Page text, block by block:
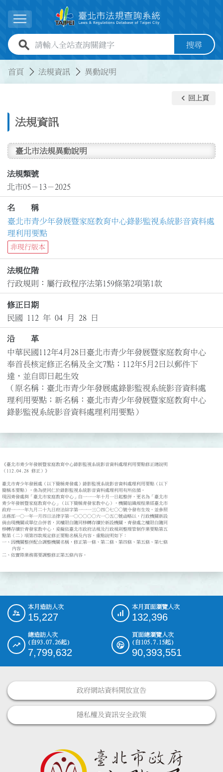
展開選單
全站查詢關鍵字欄位 搜尋
首頁 法規資訊 異動說明
法規資訊
keyboard_arrow_left 回上頁
臺北市法規異動說明
法規類號
北市05－13－2025
名 稱
臺北市青少年發展暨家庭教育中心錄影監視系統影音資料處
理利用要點
非現行版本
法規位階
行政規則：屬行政程序法第159條第2項第1款
修正日期
民國 112 年 04 月 28 日
沿 革
中華民國112年4月28日臺北市青少年發展暨家庭教育中心
奉首長核定修正名稱及全文7點；112年5月2日以郵件下
達，並自即日起生效
（原名稱：臺北市青少年發展處錄影監視系統影音資料處
理利用要點；新名稱：臺北市青少年發展暨家庭教育中心
錄影監視系統影音資料處理利用要點）
《臺北市青少年發展暨家庭教育中心錄影監視系統影音資料處理利用要點修正總說明
（112.04.28 修正）》
臺北市青少年發展處（以下簡稱青發處）錄影監視系統影音資料處理利用要點（以下
簡稱本要點），係為使同仁於錄影監視系統影音資料處理利用有所依循。
現因青發處與「臺北市家庭教育中心」自一一一年十月一日起整併，更名為「臺北市
青少年發展暨家庭教育中心」（以下簡稱青發家教中心），機關組織規程業經臺北市
政府一一一年九月二十九日府法綜字第一一一三○四○七○○號令發布生效，並參照
法務部一○一年一月四日法律字第一○○○○○六一○五○號函略以，行政機關新設
倘由現機關或單位合併者，其權限自隨同移轉存續於新設機關，青發處之權限自隨同
移轉存續於青發家教中心，爰擬依臺北市政府法規及行政規則整理管制作業要點第五
點第（二）項第四款規定修正要點名稱及內容，重點說明如下：
一、因機關整併配合調整機關名稱，修正第一條、第二條、第四條、第五條、第七條
二、依實際業務需要調整修正第五條內容。
::: 本月造訪人次
15,227
本月頁面瀏覽人次
132,396
總造訪人次
(自93.07.26起)
7,799,632
頁面總瀏覽人次
(自105.7.15起)
90,393,551
政府網站資料開放宣告
隱私權及資訊安全政策